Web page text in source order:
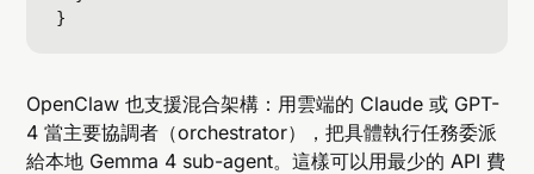
OpenClaw 也支援混合架構：用雲端的 Claude 或 GPT-
4 當主要協調者（orchestrator），把具體執行任務委派
給本地 Gemma 4 sub-agent。這樣可以用最少的 API 費